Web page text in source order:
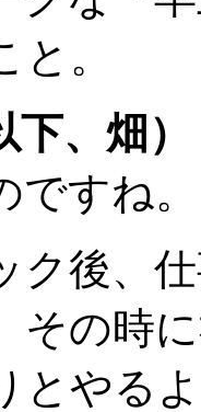
。
下、畑）
すね。
ク後、
その時
とやる